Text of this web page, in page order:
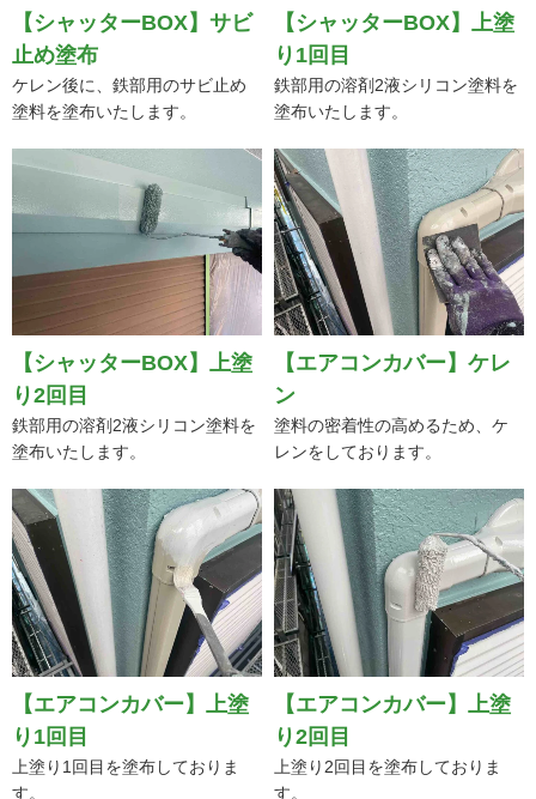
【シャッターBOX】サビ
止め塗布
ケレン後に、鉄部用のサビ止め
【シャッターBOX】上塗
り1回目
鉄部用の溶剤2液シリコン塗料を
【シャッターBOX】上塗
り2回目
鉄部用の溶剤2液シリコン塗料を
【エアコンカバー】ケレ
ン
塗料の密着性の高めるため、ケ
【エアコンカバー】上塗
り1回目
上塗り1回目を塗布しておりま
【エアコンカバー】上塗
り2回目
上塗り2回目を塗布しておりま